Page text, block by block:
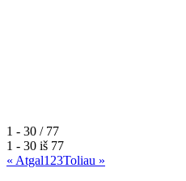
1 - 30 / 77
1 - 30 iš 77
« Atgal1 23Toliau »